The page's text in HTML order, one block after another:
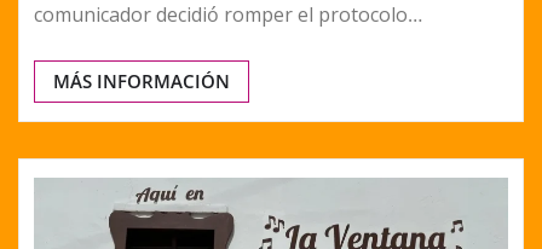
comunicador decidió romper el protocolo…
MÁS INFORMACIÓN